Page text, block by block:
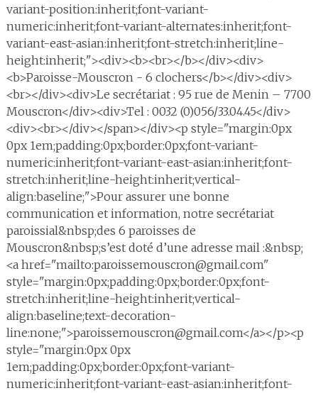
variant-position:inherit;font-variant-
numeric:inherit;font-variant-alternates:inherit;font-
variant-east-asian:inherit;font-stretch:inherit;line-
height:inherit;"><div><b><br></b></div><div>
<b>Paroisse-Mouscron - 6 clochers</b></div><div>
<br></div><div>Le secrétariat : 95 rue de Menin – 7700
Mouscron</div><div>Tel : 0032 (0)056/33.04.45</div>
<div><br></div></span></div><p style="margin:0px
0px 1em;padding:0px;border:0px;font-variant-
numeric:inherit;font-variant-east-asian:inherit;font-
stretch:inherit;line-height:inherit;vertical-
align:baseline;">Pour assurer une bonne
communication et information, notre secrétariat
paroissial&nbsp;des 6 paroisses de
Mouscron&nbsp;s’est doté d’une adresse mail :&nbsp;
<a href="mailto:paroissemouscron@gmail.com"
style="margin:0px;padding:0px;border:0px;font-
stretch:inherit;line-height:inherit;vertical-
align:baseline;text-decoration-
line:none;">paroissemouscron@gmail.com</a></p><p
style="margin:0px 0px
1em;padding:0px;border:0px;font-variant-
numeric:inherit;font-variant-east-asian:inherit;font-